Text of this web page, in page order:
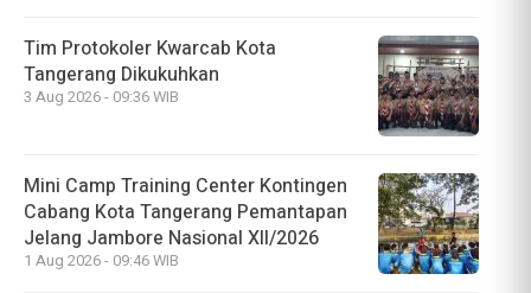
Tim Protokoler Kwarcab Kota
Tangerang Dikukuhkan
3 Aug 2026 - 09:36 WIB
Mini Camp Training Center Kontingen
Cabang Kota Tangerang Pemantapan
Jelang Jambore Nasional XII/2026
1 Aug 2026 - 09:46 WIB